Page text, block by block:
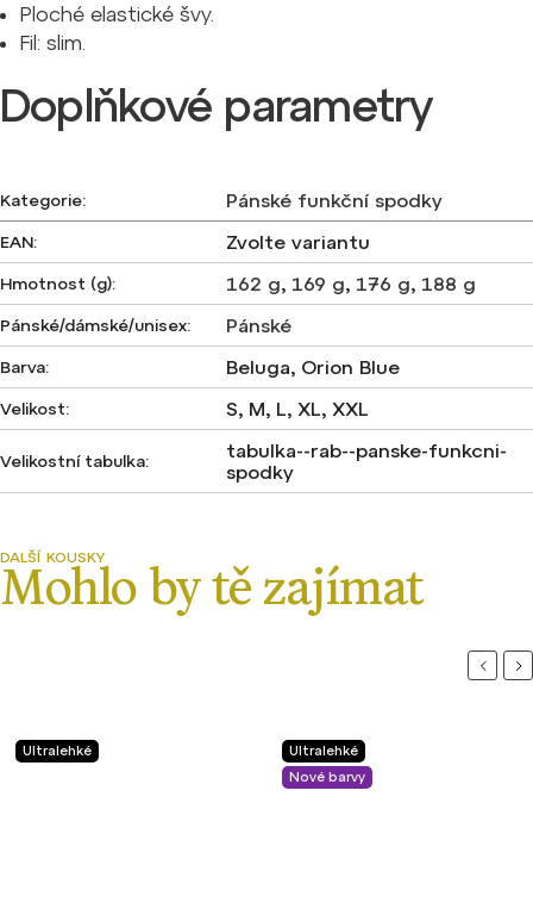
Ploché elastické švy.
Fil: slim.
Doplňkové parametry
Kategorie: Pánské funkční spodky
EAN: Zvolte variantu
Hmotnost (g): 162 g, 169 g, 176 g, 188 g
Pánské/dámské/unisex: Pánské
Barva: Beluga, Orion Blue
Velikost: S, M, L, XL, XXL
Velikostní tabulka:
tabulka--rab--panske-funkcni-
spodky
Výroba ČR